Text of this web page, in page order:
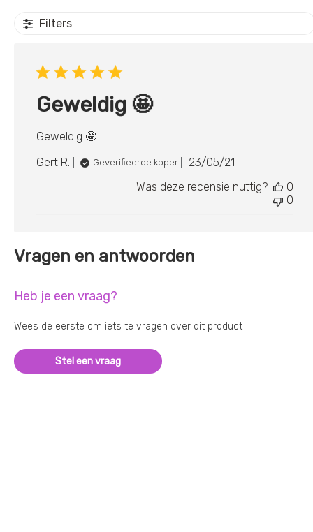
Filters
Geweldig 🤩
Geweldig 🤩
Gert R.
Geverifieerde koper Publicatiedatum
23/05/21
Was deze recensie nuttig?
0
0
Vragen en antwoorden
Heb je een vraag?
Wees de eerste om iets te vragen over dit product
Stel een vraag